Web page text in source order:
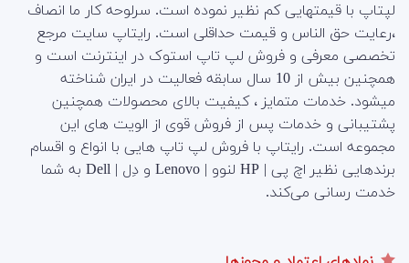
لپتاپ با قیمتهایی کم نظیر نموده است. سرلوحه کار ما انصاف
،رعایت حق الناس و قیمت حداقلی است. رایتاپ سایت مرجع
تخصصی معرفی و فروش لپ تاپ استوک در اینترنت است و
همچنین بیش از 10 سال سابقه فعالیت در ایران شناخته
میشود. خدمات متمایز ، کیفیت بالای محصولات همچنین
پشتیبانی و خدمات پس از فروش قوی از الویت های این
مجموعه است. رایتاپ با فروش لپ تاپ هایی با انواع و اقسام
برندهایی نظیر اچ پی | HP لنوو | Lenovo و دِل | Dell به شما
خدمت رسانی می‌کند.